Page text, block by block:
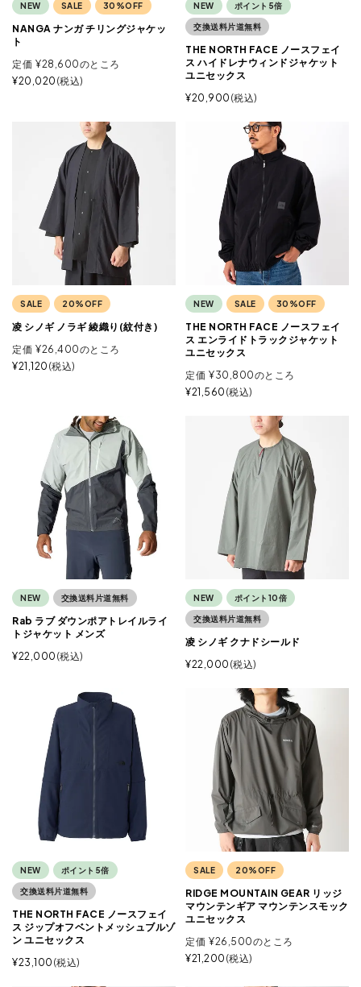
NEW SALE 30%OFF
NANGA ナンガ チリングジャケッ
ト
定価 ¥28,600のところ
¥20,020 税込
NEW ポイント5倍
交換送料片道無料
THE NORTH FACE ノースフェイ
ス ハイドレナウィンドジャケット
ユニセックス
¥20,900 税込
SALE 20%OFF
凌 シノギ ノラギ 綾織り(紋付き)
定価 ¥26,400のところ
¥21,120 税込
NEW SALE 30%OFF
THE NORTH FACE ノースフェイ
ス エンライドトラックジャケット
ユニセックス
定価 ¥30,800のところ
¥21,560 税込
NEW 交換送料片道無料
Rab ラブ ダウンポアトレイルライ
トジャケット メンズ
¥22,000 税込
NEW ポイント10倍
交換送料片道無料
凌 シノギ クナドシールド
¥22,000 税込
NEW ポイント5倍
交換送料片道無料
THE NORTH FACE ノースフェイ
ス ジップオフベントメッシュブルゾ
ン ユニセックス
¥23,100 税込
SALE 20%OFF
RIDGE MOUNTAIN GEAR リッジ
マウンテンギア マウンテンスモック
ユニセックス
定価 ¥26,500のところ
¥21,200 税込